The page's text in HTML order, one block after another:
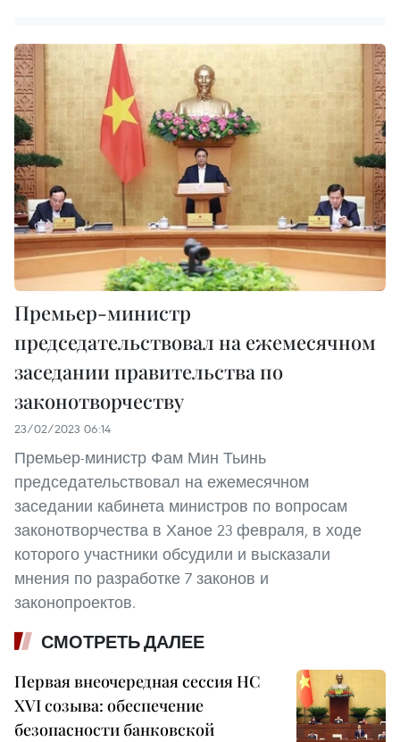
Премьер-министр
председательствовал на ежемесячном
заседании правительства по
законотворчеству
23/02/2023 06:14
Премьер-министр Фам Мин Тьинь
председательствовал на ежемесячном
заседании кабинета министров по вопросам
законотворчества в Ханое 23 февраля, в ходе
которого участники обсудили и высказали
мнения по разработке 7 законов и
законопроектов.
СМОТРЕТЬ ДАЛЕЕ
Первая внеочередная сессия НС
XVI созыва: обеспечение
безопасности банковской